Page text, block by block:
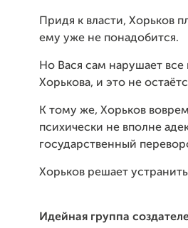
Придя к власти, Хорьков
ему уже не понадобится.
Но Вася сам нарушает
Хорькова, и это не
К тому же, Хорьков
психически не вполне
государственный
Хорьков решает
Идейная группа